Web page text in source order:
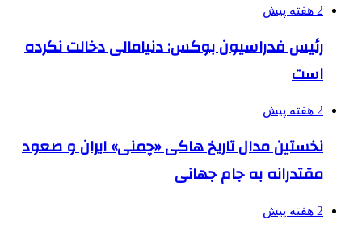
2 هفته پیش
رئیس فدراسیون بوکس: دنیامالی دخالت نکرده
است
2 هفته پیش
نخستین مدال تاریخ هاکی «چمنی» ایران و صعود
مقتدرانه به جام جهانی
2 هفته پیش